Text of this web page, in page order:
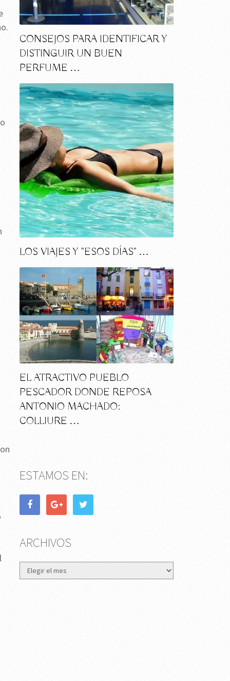
CONSEJOS PARA IDENTIFICAR Y
DISTINGUIR UN BUEN
PERFUME …
LOS VIAJES Y "ESOS DÍAS" …
EL ATRACTIVO PUEBLO
PESCADOR DONDE REPOSA
ANTONIO MACHADO:
COLLIURE …
ESTAMOS EN:
ARCHIVOS
Archivos